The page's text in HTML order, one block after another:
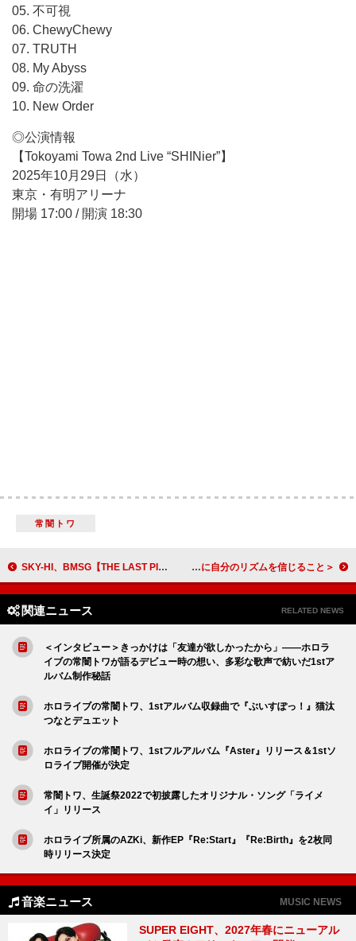
05. 不可視
06. ChewyChewy
07. TRUTH
08. My Abyss
09. 命の洗濯
10. New Order
◎公演情報
【Tokoyami Towa 2nd Live “SHINier”】
2025年10月29日（水）
東京・有明アリーナ
開場 17:00 / 開演 18:30
常闇トワ
SKY-HI、BMSG【THE LAST PIECE】テーマ曲をワンショット＆ワンテイクでパフォーマンス ＜わたしたちと音楽 Vol.62＞レディーバグ・メッカ（ディゲブル・プラネッツ）が語る、他人の期待に流されずに自分のリズムを信じること
関連ニュース RELATED NEWS
＜インタビュー＞きっかけは「友達が欲しかったから」――ホロラ
イブの常闇トワが語るデビュー時の想い、多彩な歌声で紡いだ1stア
ルバム制作秘話
ホロライブの常闇トワ、1stアルバム収録曲で『ぶいすぽっ！』猫汰
つなとデュエット
ホロライブの常闇トワ、1stフルアルバム『Aster』リリース＆1stソ
ロライブ開催が決定
常闇トワ、生誕祭2022で初披露したオリジナル・ソング「ライメ
イ」リリース
ホロライブ所属のAZKi、新作EP『Re:Start』『Re:Birth』を2枚同
時リリース決定
音楽ニュース MUSIC NEWS
SUPER EIGHT、2027年春にニューアル